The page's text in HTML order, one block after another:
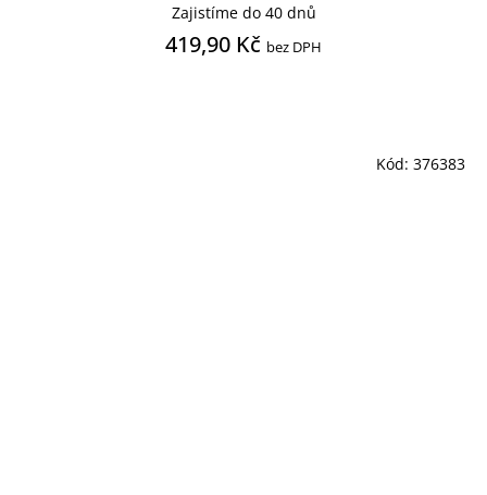
Zajistíme do 40 dnů
419,90 Kč bez DPH
Kód: 376383